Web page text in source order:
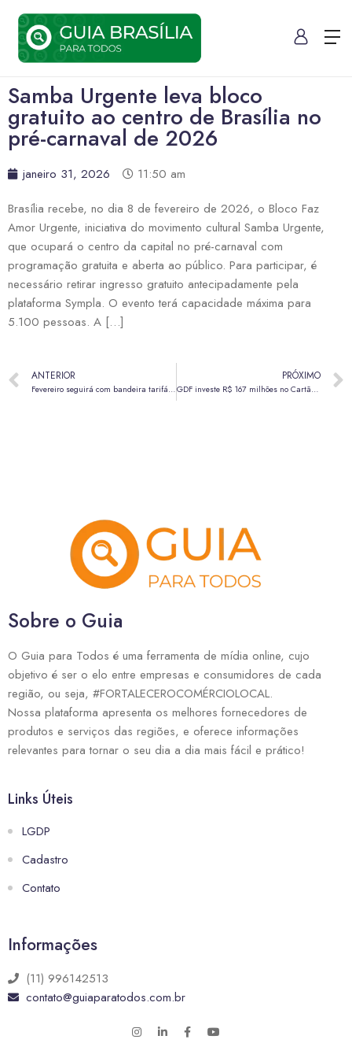
Samba Urgente leva bloco
gratuito ao centro de Brasília no
pré-carnaval de 2026
janeiro 31, 2026
11:50 am
Brasília recebe, no dia 8 de fevereiro de 2026, o Bloco Faz
Amor Urgente, iniciativa do movimento cultural Samba Urgente,
que ocupará o centro da capital no pré-carnaval com
programação gratuita e aberta ao público. Para participar, é
necessário retirar ingresso gratuito antecipadamente pela
plataforma Sympla. O evento terá capacidade máxima para
5.100 pessoas. A […]
ANTERIOR
Fevereiro seguirá com bandeira tarifária verde na conta de luz
PRÓXIMO
GDF investe R$ 167 milhões no Cartão Gás, beneficiando 1,6 milhão de famílias
Sobre o Guia
O Guia para Todos é uma ferramenta de mídia online, cujo
objetivo é ser o elo entre empresas e consumidores de cada
região, ou seja, #FORTALECEROCOMÉRCIOLOCAL.
Nossa plataforma apresenta os melhores fornecedores de
produtos e serviços das regiões, e oferece informações
relevantes para tornar o seu dia a dia mais fácil e prático!
Links Úteis
LGDP
Cadastro
Contato
Informações
(11) 996142513
contato@guiaparatodos.com.br